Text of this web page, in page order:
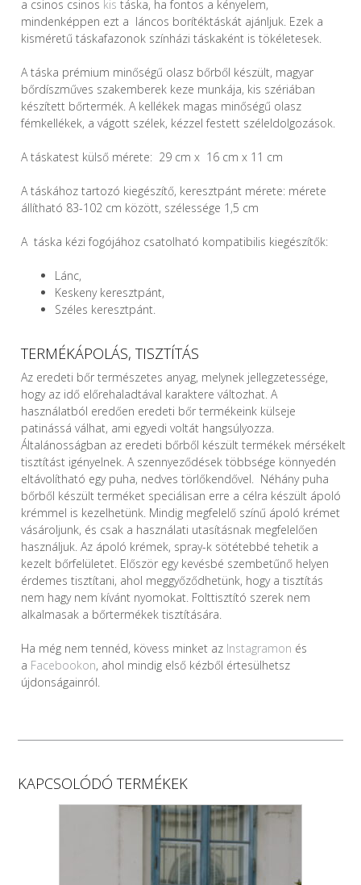
a csinos csinos kis táska, ha fontos a kényelem,
mindenképpen ezt a láncos borítéktáskát ajánljuk. Ezek a
kisméretű táskafazonok színházi táskaként is tökéletesek.
A táska prémium minőségű olasz bőrből készült, magyar
bőrdíszműves szakemberek keze munkája, kis szériában
készített bőrtermék. A kellékek magas minőségű olasz
fémkellékek, a vágott szélek, kézzel festett széleldolgozások.
A táskatest külső mérete: 29 cm x 16 cm x 11 cm
A táskához tartozó kiegészítő, keresztpánt mérete: mérete
állítható 83-102 cm között, szélessége 1,5 cm
A táska kézi fogójához csatolható kompatibilis kiegészítők:
Lánc,
Keskeny keresztpánt,
Széles keresztpánt.
TERMÉKÁPOLÁS, TISZTÍTÁS
Az eredeti bőr természetes anyag, melynek jellegzetessége,
hogy az idő előrehaladtával karaktere változhat. A
használatból eredően eredeti bőr termékeink külseje
patinássá válhat, ami egyedi voltát hangsúlyozza.
Általánosságban az eredeti bőrből készült termékek mérsékelt
tisztítást igényelnek. A szennyeződések többsége könnyedén
eltávolítható egy puha, nedves törlőkendővel. Néhány puha
bőrből készült terméket speciálisan erre a célra készült ápoló
krémmel is kezelhetünk. Mindig megfelelő színű ápoló krémet
vásároljunk, és csak a használati utasításnak megfelelően
használjuk. Az ápoló krémek, spray-k sötétebbé tehetik a
kezelt bőrfelületet. Először egy kevésbé szembetűnő helyen
érdemes tisztítani, ahol meggyőződhetünk, hogy a tisztítás
nem hagy nem kívánt nyomokat. Folttisztító szerek nem
alkalmasak a bőrtermékek tisztítására.
Ha még nem tennéd, kövess minket az Instagramon és
a Facebookon, ahol mindig első kézből értesülhetsz
újdonságainról.
KAPCSOLÓDÓ TERMÉKEK